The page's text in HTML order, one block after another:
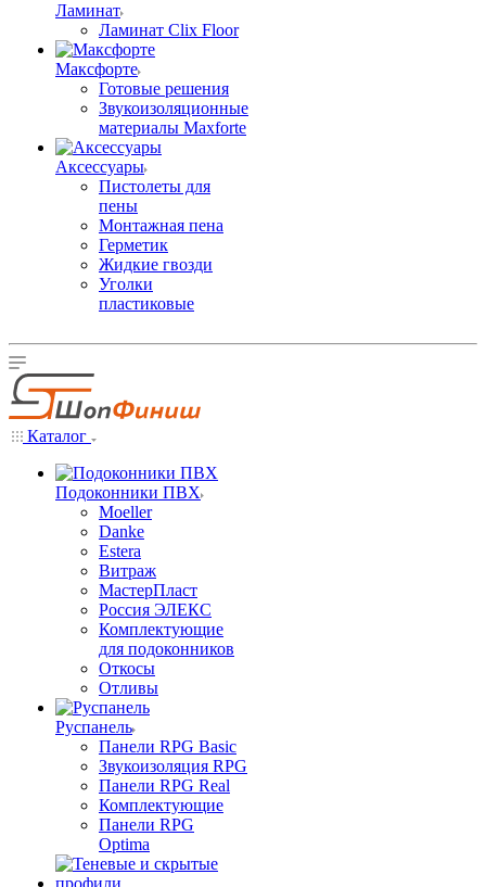
Ламинат
Ламинат Clix Floor
Максфорте
Готовые решения
Звукоизоляционные
материалы Maxforte
Аксессуары
Пистолеты для
пены
Монтажная пена
Герметик
Жидкие гвозди
Уголки
пластиковые
Каталог
Подоконники ПВХ
Moeller
Danke
Estera
Витраж
МастерПласт
Россия ЭЛЕКС
Комплектующие
для подоконников
Откосы
Отливы
Руспанель
Панели RPG Basic
Звукоизоляция RPG
Панели RPG Real
Комплектующие
Панели RPG
Optima